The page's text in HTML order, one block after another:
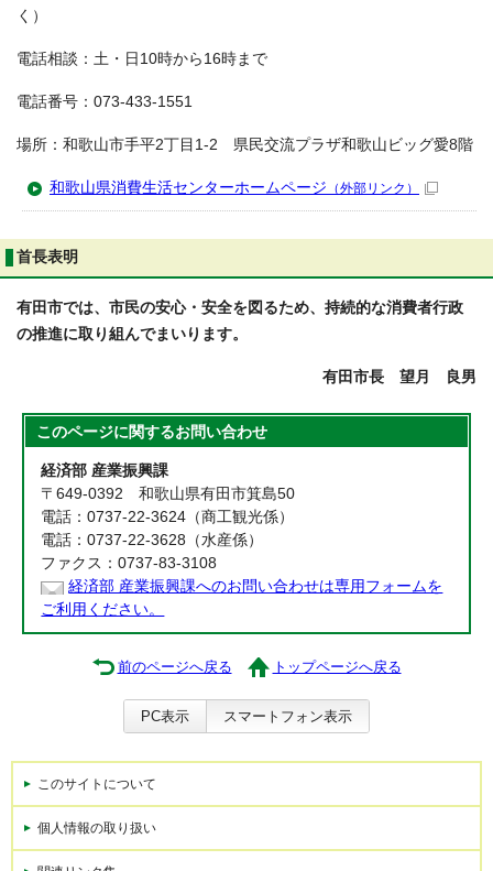
く）
電話相談：土・日10時から16時まで
電話番号：073-433-1551
場所：和歌山市手平2丁目1-2 県民交流プラザ和歌山ビッグ愛8階
和歌山県消費生活センターホームページ （外部リンク）
首長表明
有田市では、市民の安心・安全を図るため、持続的な消費者行政
の推進に取り組んでまいります。
有田市長 望月 良男
このページに関するお問い合わせ
経済部 産業振興課
〒649-0392 和歌山県有田市箕島50
電話：0737-22-3624（商工観光係）
電話：0737-22-3628（水産係）
ファクス：0737-83-3108
経済部 産業振興課へのお問い合わせは専用フォームを
ご利用ください。
前のページへ戻る トップページへ戻る
PC表示 スマートフォン表示
このサイトについて
個人情報の取り扱い